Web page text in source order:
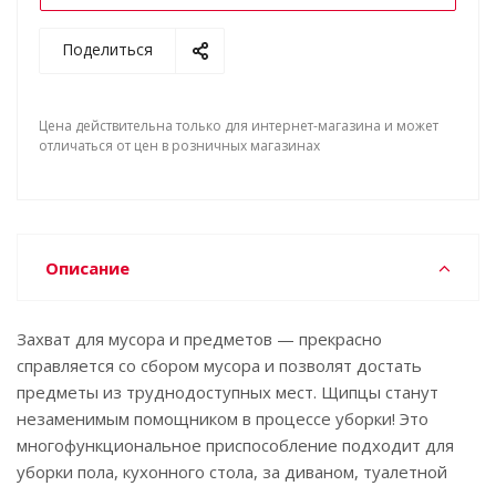
Поделиться
Цена действительна только для интернет-магазина и может
отличаться от цен в розничных магазинах
Описание
Захват для мусора и предметов — прекрасно
справляется со сбором мусора и позволят достать
предметы из труднодоступных мест. Щипцы станут
незаменимым помощником в процессе уборки! Это
многофункциональное приспособление подходит для
уборки пола, кухонного стола, за диваном, туалетной